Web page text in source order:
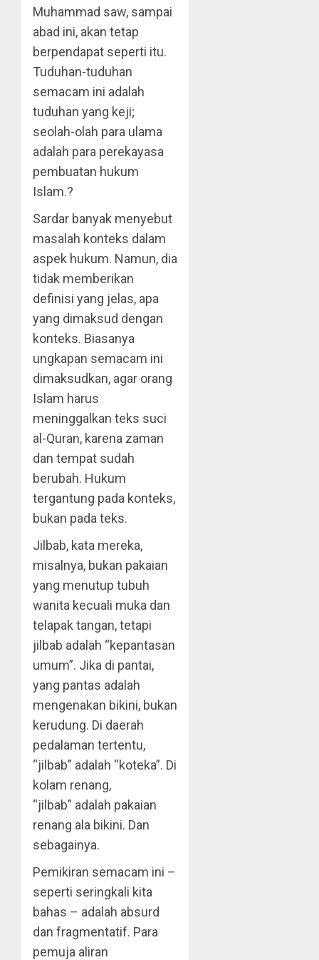
Muhammad saw, sampai
abad ini, akan tetap
berpendapat seperti itu.
Tuduhan-tuduhan
semacam ini adalah
tuduhan yang keji;
seolah-olah para ulama
adalah para perekayasa
pembuatan hukum
Islam.?
Sardar banyak menyebut
masalah konteks dalam
aspek hukum. Namun, dia
tidak memberikan
definisi yang jelas, apa
yang dimaksud dengan
konteks. Biasanya
ungkapan semacam ini
dimaksudkan, agar orang
Islam harus
meninggalkan teks suci
al-Quran, karena zaman
dan tempat sudah
berubah. Hukum
tergantung pada konteks,
bukan pada teks.
Jilbab, kata mereka,
misalnya, bukan pakaian
yang menutup tubuh
wanita kecuali muka dan
telapak tangan, tetapi
jilbab adalah “kepantasan
umum”. Jika di pantai,
yang pantas adalah
mengenakan bikini, bukan
kerudung. Di daerah
pedalaman tertentu,
“jilbab” adalah “koteka”. Di
kolam renang,
“jilbab” adalah pakaian
renang ala bikini. Dan
sebagainya.
Pemikiran semacam ini –
seperti seringkali kita
bahas – adalah absurd
dan fragmentatif. Para
pemuja aliran